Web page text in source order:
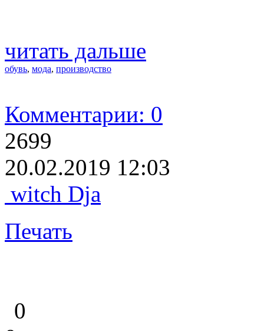
читать дальше
обувь, мода, производство
Комментарии: 0
2699
20.02.2019 12:03
witch Dja
Печать
0